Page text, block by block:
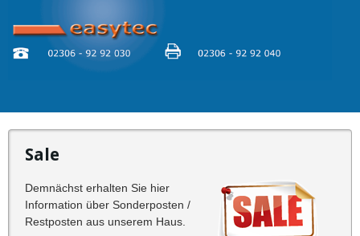
Sale
Demnächst erhalten Sie hier
Information über Sonderposten /
Restposten aus unserem Haus.